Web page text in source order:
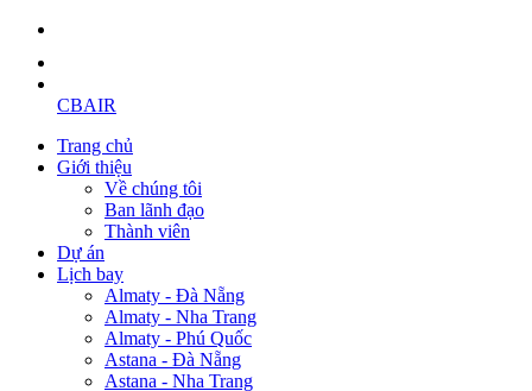
CBAIR
Trang chủ
Giới thiệu
Về chúng tôi
Ban lãnh đạo
Thành viên
Dự án
Lịch bay
Almaty - Đà Nẵng
Almaty - Nha Trang
Almaty - Phú Quốc
Astana - Đà Nẵng
Astana - Nha Trang